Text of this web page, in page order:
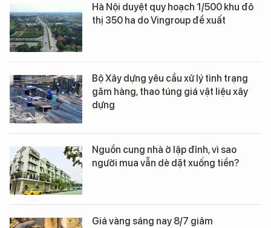
Hà Nội duyệt quy hoạch 1/500 khu đô
thị 350 ha do Vingroup đề xuất
Bộ Xây dựng yêu cầu xử lý tình trạng
găm hàng, thao túng giá vật liệu xây
dựng
Nguồn cung nhà ở lập đỉnh, vì sao
người mua vẫn dè dặt xuống tiền?
Giá vàng sáng nay 8/7 giảm